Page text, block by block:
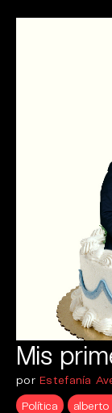
Mis
porEstefanía
Política